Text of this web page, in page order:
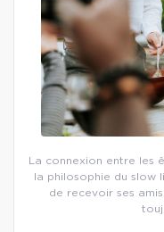
La connexion entre les
la philosophie du slow
de recevoir ses